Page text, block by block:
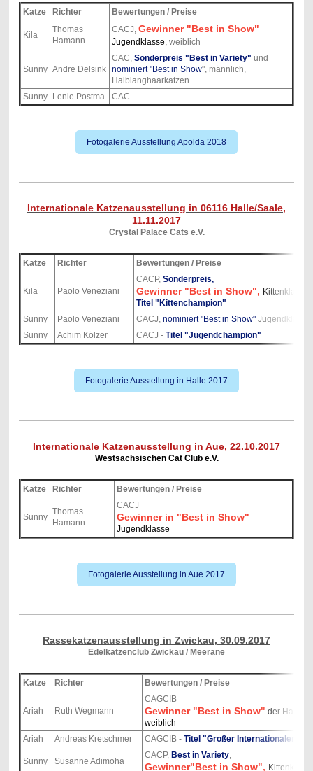
Katze Richter Bewertungen / Preise
Kila
Thomas
Hamann
CACJ, Gewinner "Best in Show"
Jugendklasse,weiblich
Sunny Andre Delsink
CAC, Sonderpreis "Best in Variety" und
nominiert "Best in Show", männlich,
Halblanghaarkatzen
Sunny
Lenie Postma CAC
Fotogalerie Ausstellung Apolda 2018
Internationale Katzenausstellung in 06116 Halle/Saale,
11.11.2017
Crystal Palace Cats e.V.
Katze Richter Bewertungen / Preise
Kila Paolo Veneziani
CACP, Sonderpreis,
Gewinner "Best in Show", Kittenklasse
Titel "Kittenchampion"
Sunny
Paolo Veneziani CACJ, nominiert "Best in Show"Jugendklasse
Sunny
Achim Kölzer CACJ - Titel "Jugendchampion"
Fotogalerie Ausstellung in Halle 2017
Internationale Katzenausstellung in Aue, 22.10.2017
Westsächsischen Cat Club e.V.
Katze Richter Bewertungen / Preise
Sunny
Thomas
Hamann
CACJ
Gewinner in "Best in Show"
Jugendklasse
Fotogalerie Ausstellung in Aue 2017
Rassekatzenausstellung in Zwickau, 30.09.2017
Edelkatzenclub Zwickau / Meerane
Katze Richter Bewertungen / Preise
Ariah Ruth Wegmann
CAGCIB
Gewinner "Best in Show" der
weiblich
Ariah
Andreas Kretschmer CAGCIB - Titel "Großer Internationaler
Sunny Susanne Adimoha
CACP, Best in Variety,
Gewinner"Best in Show",